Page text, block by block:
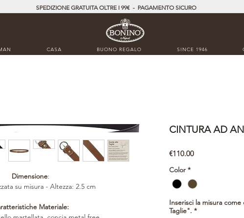
SPEDIZIONE GRATUITA OLTRE I 99€ - PAGAMENTO SICURO
CASA BUONO REGALO SINCE 1946
Dimensione:
su misura - Altezza: 2.5 cm
Materiale:
CINTURA AD
€110.00Price
Color *
Inserisci la misura
Taglie". *